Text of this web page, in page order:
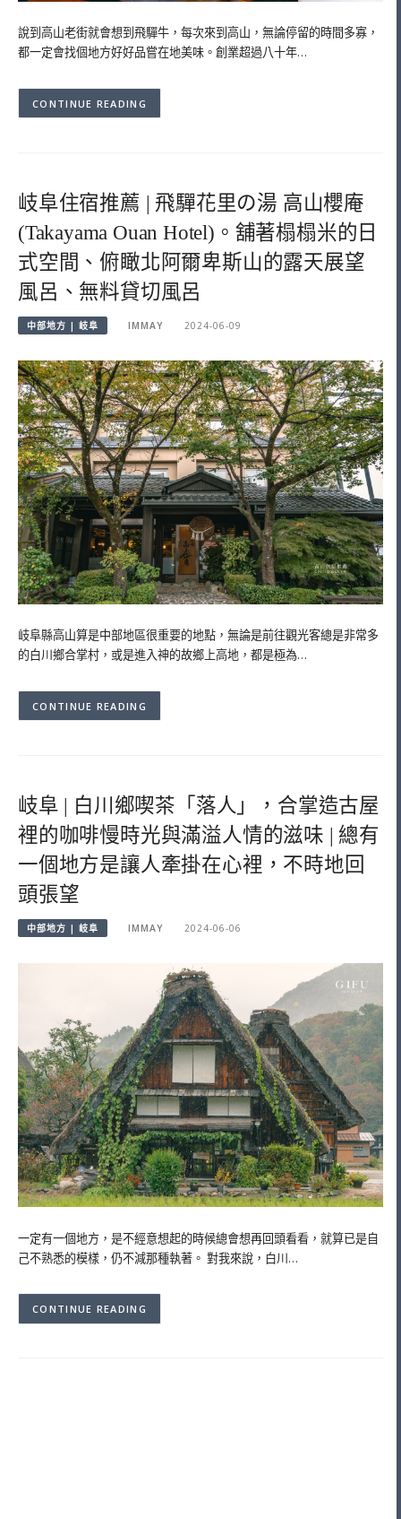
說到高山老街就會想到飛驒牛，每次來到高山，無論停留的時間多寡，
都一定會找個地方好好品嘗在地美味。創業超過八十年…
CONTINUE READING
岐阜住宿推薦 | 飛驒花里の湯 高山櫻庵
(Takayama Ouan Hotel)。舖著榻榻米的日
式空間、俯瞰北阿爾卑斯山的露天展望
風呂、無料貸切風呂
中部地方 | 岐阜 IMMAY 2024-06-09
岐阜縣高山算是中部地區很重要的地點，無論是前往觀光客總是非常多
的白川鄉合掌村，或是進入神的故鄉上高地，都是極為…
CONTINUE READING
岐阜 | 白川鄉喫茶「落人」，合掌造古屋
裡的咖啡慢時光與滿溢人情的滋味 | 總有
一個地方是讓人牽掛在心裡，不時地回
頭張望
中部地方 | 岐阜 IMMAY 2024-06-06
一定有一個地方，是不經意想起的時候總會想再回頭看看，就算已是自
己不熟悉的模樣，仍不減那種執著。 對我來說，白川…
CONTINUE READING